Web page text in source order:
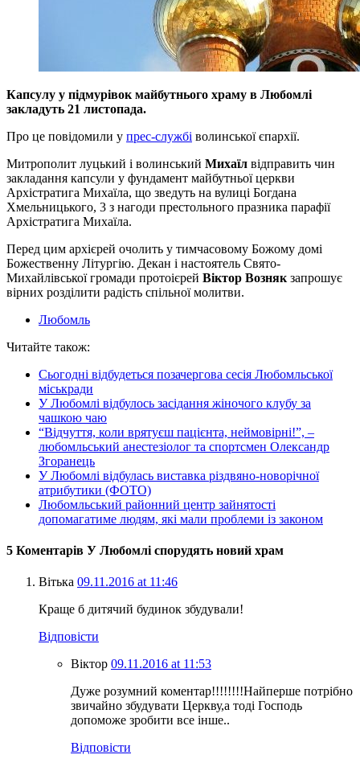
Капсулу у підмурівок майбутнього храму в Любомлі
закладуть 21 листопада.
Про це повідомили у прес-службі волинської єпархії.
Митрополит луцький і волинський Михаїл відправить чин
закладання капсули у фундамент майбутньої церкви
Архістратига Михаїла, що зведуть на вулиці Богдана
Хмельницького, 3 з нагоди престольного празника парафії
Архістратига Михаїла.
Перед цим архієрей очолить у тимчасовому Божому домі
Божественну Літургію. Декан і настоятель Свято-
Михайлівської громади протоієрей Віктор Возняк запрошує
вірних розділити радість спільної молитви.
Любомль
Читайте також:
Сьогодні відбудеться позачергова сесія Любомльської
міськради
У Любомлі відбулось засідання жіночого клубу за
чашкою чаю
“Відчуття, коли врятуєш пацієнта, неймовірні!”, –
любомльський анестезіолог та спортсмен Олександр
Згоранець
У Любомлі відбулась виставка різдвяно-новорічної
атрибутики (ФОТО)
Любомльський районний центр зайнятості
допомагатиме людям, які мали проблеми із законом
5 Коментарів У Любомлі спорудять новий храм
Вітька 09.11.2016 at 11:46
Краще б дитячий будинок збудували!
Відповісти
Віктор 09.11.2016 at 11:53
Дуже розумний коментар!!!!!!!!Найперше потрібно
звичайно збудувати Церкву,а тоді Господь
допоможе зробити все інше..
Відповісти